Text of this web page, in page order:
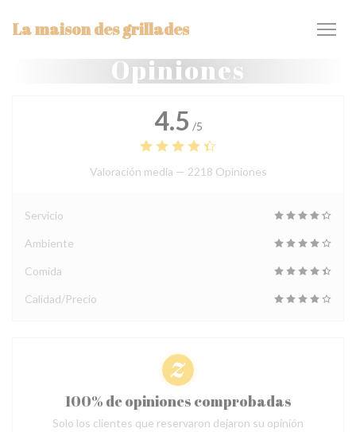
La maison des grillades
Opiniones
4.5 /5
Valoración media — 2218 Opiniones
Servicio
Ambiente
Comida
Calidad/Precio
100% de opiniones comprobadas
Solo los clientes que reservaron dejaron su opinión